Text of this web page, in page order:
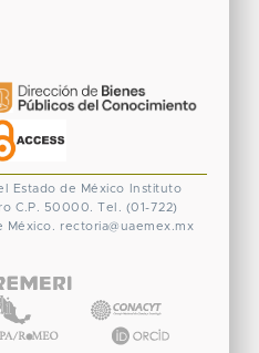
Estado de México
Instituto
C.P. 50000. Tel. (01-722)
México. rectoria@uaemex.mx